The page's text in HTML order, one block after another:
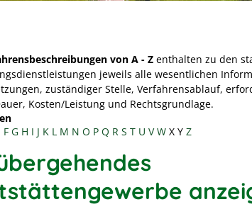
von A - Z enthalten zu den
jeweils alle wesentlichen
zuständiger Stelle, Verfahrensablauf,
Kosten/Leistung und Rechtsgrundlage.
F G H I J K L M N O P Q R S T U V W X Y Z